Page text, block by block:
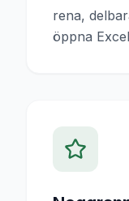
rena,
öppna